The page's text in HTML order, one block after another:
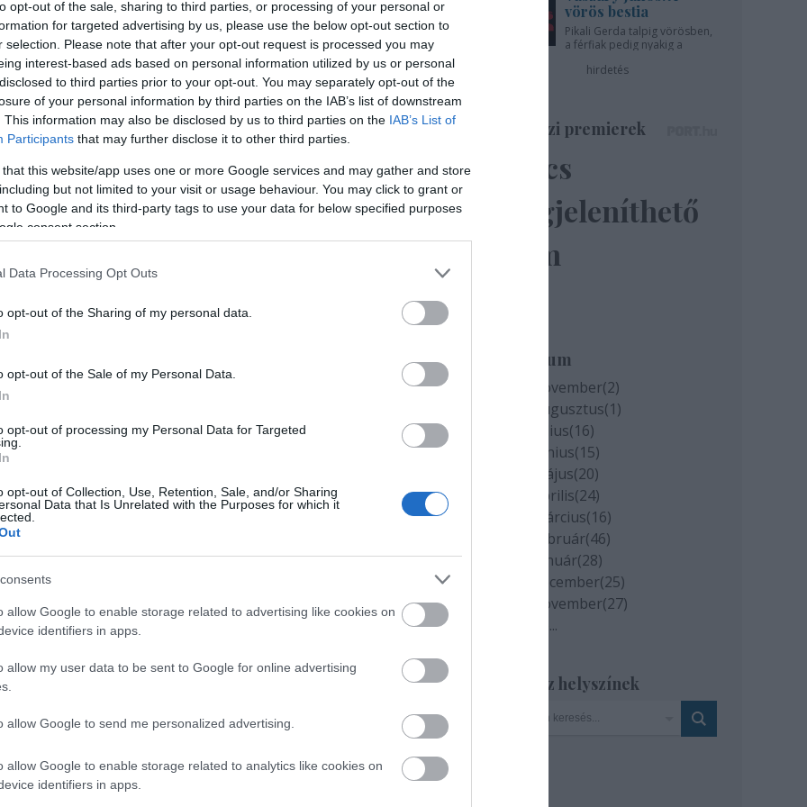
opt-out of the sale, sharing to third parties, or processing of your personal or
for targeted advertising by us, please use the below opt-out section to
selection. Please note that after your opt-out request is processed you may
interest-based ads based on personal information utilized by us or personal
to third parties prior to your opt-out. You may separately opt-out of the
of your personal information by third parties on the IAB’s list of downstream
This information may also be disclosed by us to third parties on the IAB’s List of
Participants that may further disclose it to other third parties.
that this website/app uses one or more Google services and may gather and store
but not limited to your visit or usage behaviour. You may click to grant or
to Google and its third-party tags to use your data for below specified purposes
consent section.
Data Processing Opt Outs
opt-out of the Sharing of my personal data.
opt-out of the Sale of my Personal Data.
opt-out of processing my Personal Data for Targeted
opt-out of Collection, Use, Retention, Sale, and/or Sharing
Data that Is Unrelated with the Purposes for which it
allow Google to enable storage related to advertising like cookies on
identifiers in apps.
allow my user data to be sent to Google for online advertising
allow Google to send me personalized advertising.
allow Google to enable storage related to analytics like cookies on
identifiers in apps.
és a terroristák is megszólalnak, ami már az
vita újult ki tavasszal, amikor az operaház
szervezet már akkor megkérdőjelezte a mű
Elleni Liga (ADL) amerikai zsidó szervezettel történt
előadás november 15-re meghirdetett élő
próbán hangsúlyozta, hogy a mű a terrorizmust
például Verdi - Shakespeare drámáján alapuló -
hogy öljék meg feleségüket".
leszögezte, hogy a mű nem antiszemita, és
az opera mély tisztelettel adózik Leon és Marilyn
elítéli a brutális gyilkosságot.
című operájának bemutatójával nyitotta meg hétfő
vörös bestia
Pikali Gerda talpig vörösben,
a férfiak pedig nyakig a
hirdetés
Színházi premierek
Nincs
megjeleníthető
elem
Archívum
2020 november(2)
2020 augusztus(1)
2020 július(16)
2020 június(15)
2020 május(20)
2020 április(24)
2020 március(16)
2020 február(46)
2020 január(28)
2019 december(25)
2019 november(27)
...
Szinház helyszínek